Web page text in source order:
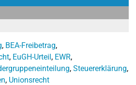
, BEA-Freibetrag,
, EuGH-Urteil, EWR,
, Steuererklärung,
, Unionsrecht